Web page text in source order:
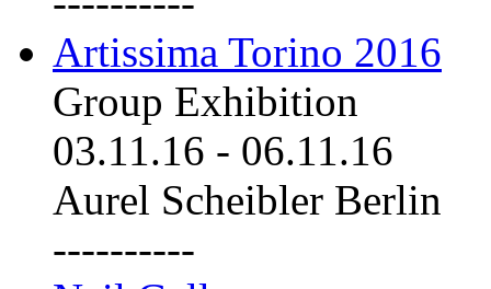
Artissima Torino 2016
Group Exhibition
03.11.16 - 06.11.16
Aurel Scheibler Berlin
----------